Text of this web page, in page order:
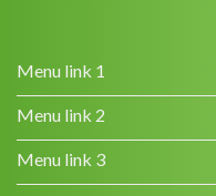
Menu link 1
Menu link 2
Menu link 3